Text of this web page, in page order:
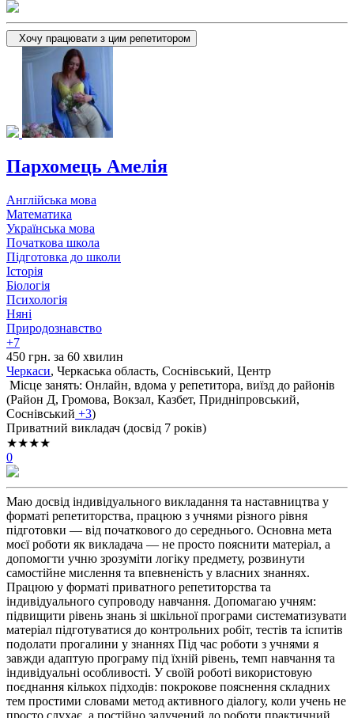
Хочу працювати з цим репетитором
Пархомець Амелія
Англійська мова
Математика
Українська мова
Початкова школа
Підготовка до школи
Історія
Біологія
Психологія
Няні
Природознавство
+7
450 грн. за 60 хвилин
Черкаси, Черкаська область, Соснівський, Центр
Місце занять: Онлайн, вдома у репетитора, виїзд до районів
(Район Д, Громова, Вокзал, Казбет, Придніпровський,
Соснівський +3)
Приватний викладач (досвід 7 років)
★★★★
0
Маю досвід індивідуального викладання та наставництва у
форматі репетиторства, працюю з учнями різного рівня
підготовки — від початкового до середнього. Основна мета
моєї роботи як викладача — не просто пояснити матеріал, а
допомогти учню зрозуміти логіку предмету, розвинути
самостійне мислення та впевненість у власних знаннях.
Працюю у форматі приватного репетиторства та
індивідуального супроводу навчання. Допомагаю учням:
підвищити рівень знань зі шкільної програми систематизувати
матеріал підготуватися до контрольних робіт, тестів та іспитів
подолати прогалини у знаннях Під час роботи з учнями я
завжди адаптую програму під їхній рівень, темп навчання та
індивідуальні особливості. У своїй роботі використовую
поєднання кількох підходів: покрокове пояснення складних
тем простими словами метод активного діалогу, коли учень не